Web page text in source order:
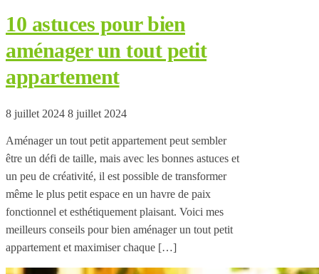
10 astuces pour bien
aménager un tout petit
appartement
8 juillet 2024 8 juillet 2024
Aménager un tout petit appartement peut sembler
être un défi de taille, mais avec les bonnes astuces et
un peu de créativité, il est possible de transformer
même le plus petit espace en un havre de paix
fonctionnel et esthétiquement plaisant. Voici mes
meilleurs conseils pour bien aménager un tout petit
appartement et maximiser chaque […]